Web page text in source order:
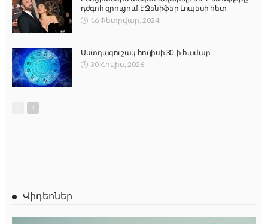
դժգոհ զրուցում է Ջենիֆեր Լոպեսի հետ
16 Փետրվար, 2024
Աստղագուշակ հուլիսի 30-ի համար
30 Հուլիս, 2026
Վիդեոներ